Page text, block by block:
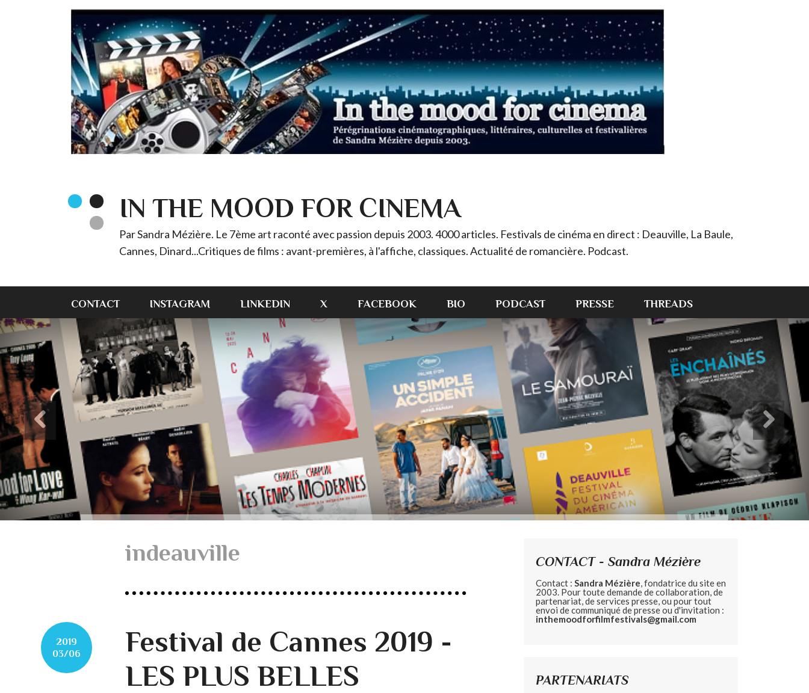
IN THE MOOD FOR CINEMA
Par Sandra Mézière. Le 7ème art raconté avec passion depuis 2003. 4000 articles. Festivals de cinéma en direct : Deauville, La Baule,
Cannes, Dinard...Critiques de films : avant-premières, à l'affiche, classiques. Actualité de romancière. Podcast.
CONTACT INSTAGRAM LINKEDIN X FACEBOOK BIO PODCAST PRESSE THREADS
indeauville
2019
03/06
Festival de Cannes 2019 -
LES PLUS BELLES
CONTACT - Sandra Mézière
Contact : Sandra Mézière, fondatrice du site en
2003. Pour toute demande de collaboration, de
partenariat, de services presse, ou pour tout
envoi de communiqué de presse ou d'invitation :
inthemoodforfilmfestivals@gmail.com
PARTENARIATS